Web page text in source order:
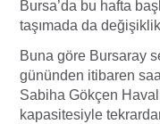
Bursa’da bu hafta
taşımada da değişiklik
Buna göre Bursaray
gününden itibaren
Sabiha Gökçen
kapasitesiyle